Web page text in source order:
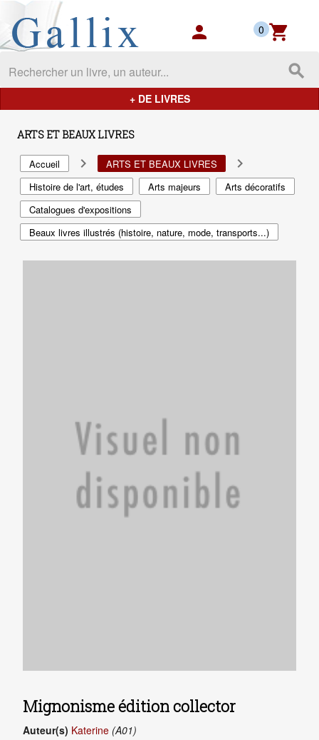
Gallix - les mondes du livres
person shopping_cart
0
search
+ DE LIVRES
ARTS ET BEAUX LIVRES
Accueil navigate_next ARTS ET BEAUX LIVRES navigate_next
Histoire de l'art, études Arts majeurs
Arts décoratifs
Catalogues d'expositions
Beaux livres illustrés (histoire, nature, mode, transports...)
Mignonisme édition collector
Auteur(s) Katerine (A01)